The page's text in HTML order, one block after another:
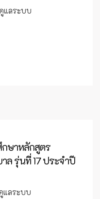
แลระบบ
กษาหลักสูตร
ล รุ่นที่ 17 ประจำปี
แลระบบ